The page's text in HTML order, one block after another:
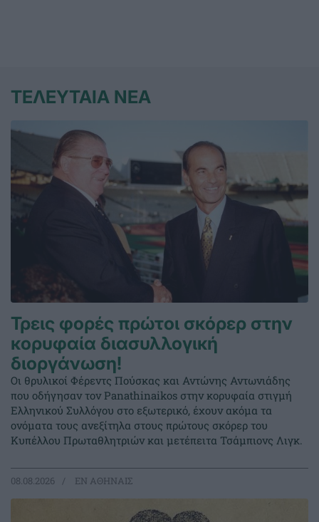
ΤΕΛΕΥΤΑΙΑ ΝΕΑ
Τρεις φορές πρώτοι σκόρερ στην
κορυφαία διασυλλογική
διοργάνωση!
Οι θρυλικοί Φέρεντς Πούσκας και Αντώνης Αντωνιάδης
που οδήγησαν τον Panathinaikos στην κορυφαία στιγμή
Ελληνικού Συλλόγου στο εξωτερικό, έχουν ακόμα τα
ονόματα τους ανεξίτηλα στους πρώτους σκόρερ του
Κυπέλλου Πρωταθλητριών και μετέπειτα Τσάμπιονς Λιγκ.
08.08.2026 EΝ ΑΘΗΝΑΙΣ